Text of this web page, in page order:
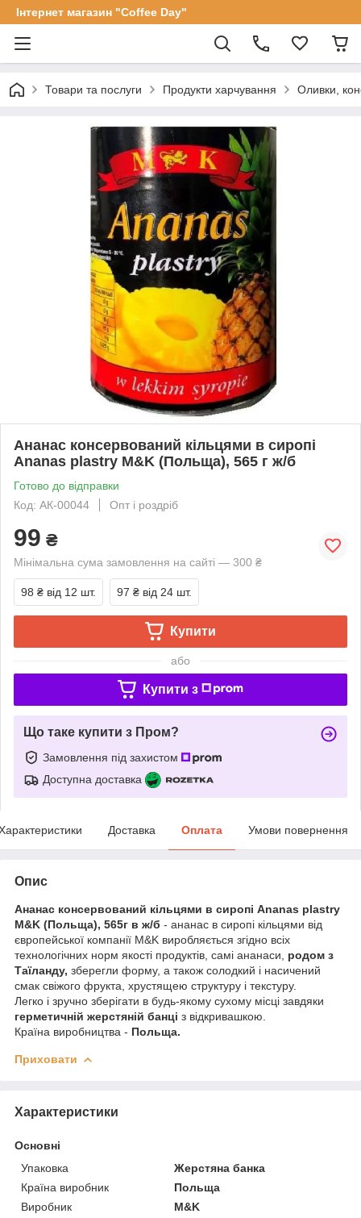
Інтернет магазин "Coffee Day"
Товари та послуги Продукти харчування Оливки,
Ананас консервований кільцями в сиропі
Ananas plastry M&K (Польща), 565 г ж/б
Готово до відправки
Код: АК-00044
Опт і роздріб
99 ₴
Мінімальна сума замовлення на сайті — 300 ₴
98 ₴ від 12 шт. 97 ₴ від 24 шт.
Купити
або
Купити з
Що таке купити з Пром?
Замовлення під захистом
Доступна доставка
Доставка Оплата Умови повернення
Опис
Ананас консервований кільцями в сиропі Ananas plastry
M&K (Польща), 565г в ж/б - ананас в сиропі кільцями від
європейської компанії M&K виробляється згідно всіх
технологічних норм якості продуктів, самі ананаси, родом з
Таїланду, зберегли форму, а також солодкий і насичений
смак свіжого фрукта, хрустящею структуру і текстуру.
Легко і зручно зберігати в будь-якому сухому місці завдяки
герметичній жерстяній банці з відкривашкою.
Країна виробництва - Польща.
Приховати
Характеристики
Основні
Упаковка
Жерстяна банка
Країна виробник
Польща
Виробник
M&K